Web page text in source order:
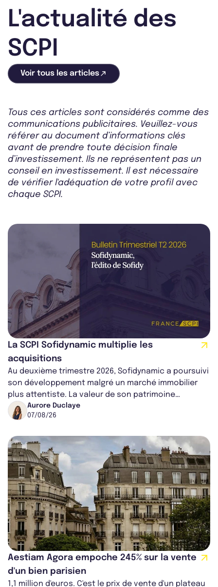
L'actualité des
SCPI
Voir tous les articles
Tous ces articles sont considérés comme des
communications publicitaires. Veuillez-vous
référer au document d’informations clés
avant de prendre toute décision finale
d’investissement. Ils ne représentent pas un
conseil en investissement. Il est nécessaire
de vérifier l'adéquation de votre profil avec
chaque SCPI.
La SCPI Sofidynamic multiplie les
acquisitions
Au deuxième trimestre 2026, Sofidynamic a poursuivi
son développement malgré un marché immobilier
plus attentiste. La valeur de son patrimoine
progresse de 3,8% à périmètre constan...
Aurore Duclaye
07/08/26
Aestiam Agora empoche 245% sur la vente
d'un bien parisien
1,1 million d'euros. C'est le prix de vente d'un plateau